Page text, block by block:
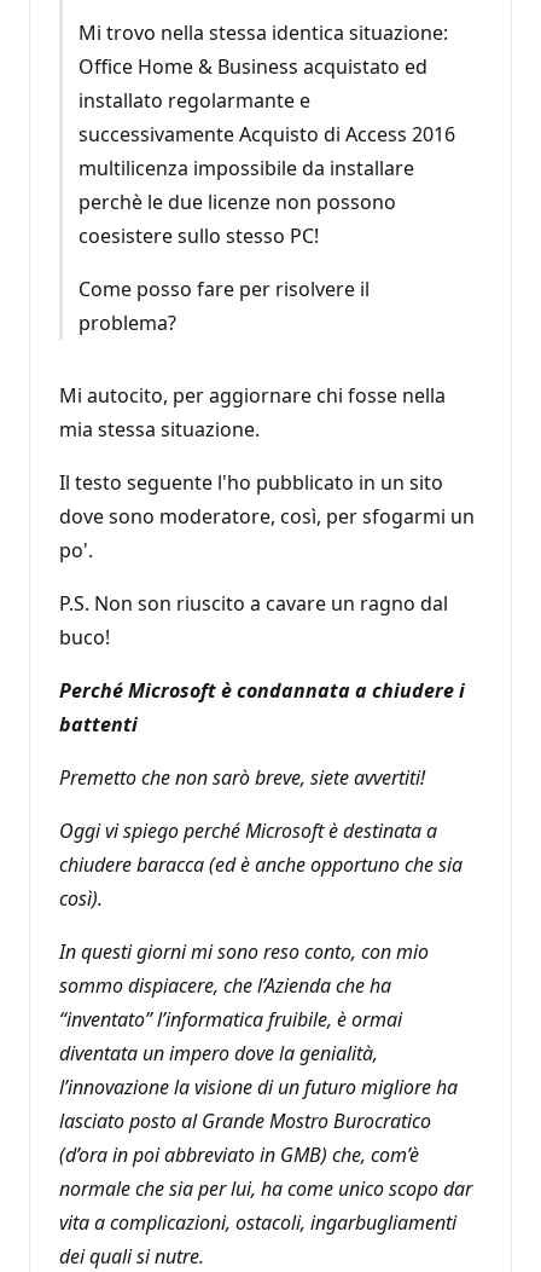
Mi trovo nella stessa identica situazione:
Office Home & Business acquistato ed
installato regolarmante e
successivamente Acquisto di Access 2016
multilicenza impossibile da installare
perchè le due licenze non possono
coesistere sullo stesso PC!
Come posso fare per risolvere il
problema?
Mi autocito, per aggiornare chi fosse nella
mia stessa situazione.
Il testo seguente l'ho pubblicato in un sito
dove sono moderatore, così, per sfogarmi un
po'.
P.S. Non son riuscito a cavare un ragno dal
buco!
Perché Microsoft è condannata a chiudere i
battenti
Premetto che non sarò breve, siete avvertiti!
Oggi vi spiego perché Microsoft è destinata a
chiudere baracca (ed è anche opportuno che sia
così).
In questi giorni mi sono reso conto, con mio
sommo dispiacere, che l’Azienda che ha
“inventato” l’informatica fruibile, è ormai
diventata un impero dove la genialità,
l’innovazione la visione di un futuro migliore ha
lasciato posto al Grande Mostro Burocratico
(d’ora in poi abbreviato in GMB) che, com’è
normale che sia per lui, ha come unico scopo dar
vita a complicazioni, ostacoli, ingarbugliamenti
dei quali si nutre.